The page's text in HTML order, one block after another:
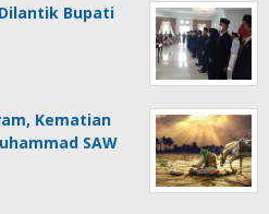
Bupati
Kematian
SAW